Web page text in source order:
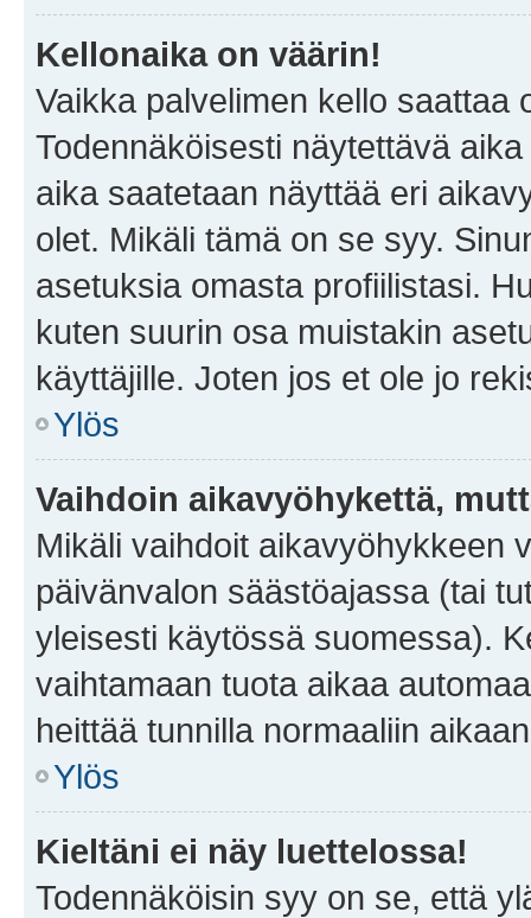
Kellonaika on väärin!
Vaikka palvelimen kello saattaa
Todennäköisesti näytettävä
aika saatetaan näyttää eri
olet. Mikäli tämä on se syy.
asetuksia omasta profiilistasi.
kuten suurin osa muistakin
käyttäjille. Joten jos et ole jo
Ylös
Vaihdoin aikavyöhykettä,
Mikäli vaihdoit aikavyöhykkeen
päivänvalon säästöajassa (tai
yleisesti käytössä suomessa).
vaihtamaan tuota aikaa
heittää tunnilla normaaliin
Ylös
Kieltäni ei näy luettelossa!
Todennäköisin syy on se, että